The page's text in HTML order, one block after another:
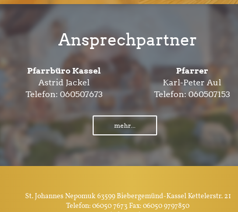
Ansprechpartner
Pfarrbüro Kassel
Astrid Jackel
Telefon: 060507673
Pfarrer
Karl-Peter Aul
Telefon:060507153
mehr...
St. Johannes Nepomuk 63599 Biebergemünd-Kassel Kettelerstr. 21
Telefon: 06050 7673 Fax: 06050 9797850